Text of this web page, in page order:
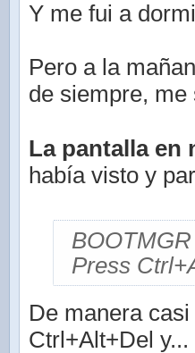
Y me fui a
Pero a la
de siempre, me
La pantalla en
había visto y
Press
De manera
Ctrl+Alt+Del y...